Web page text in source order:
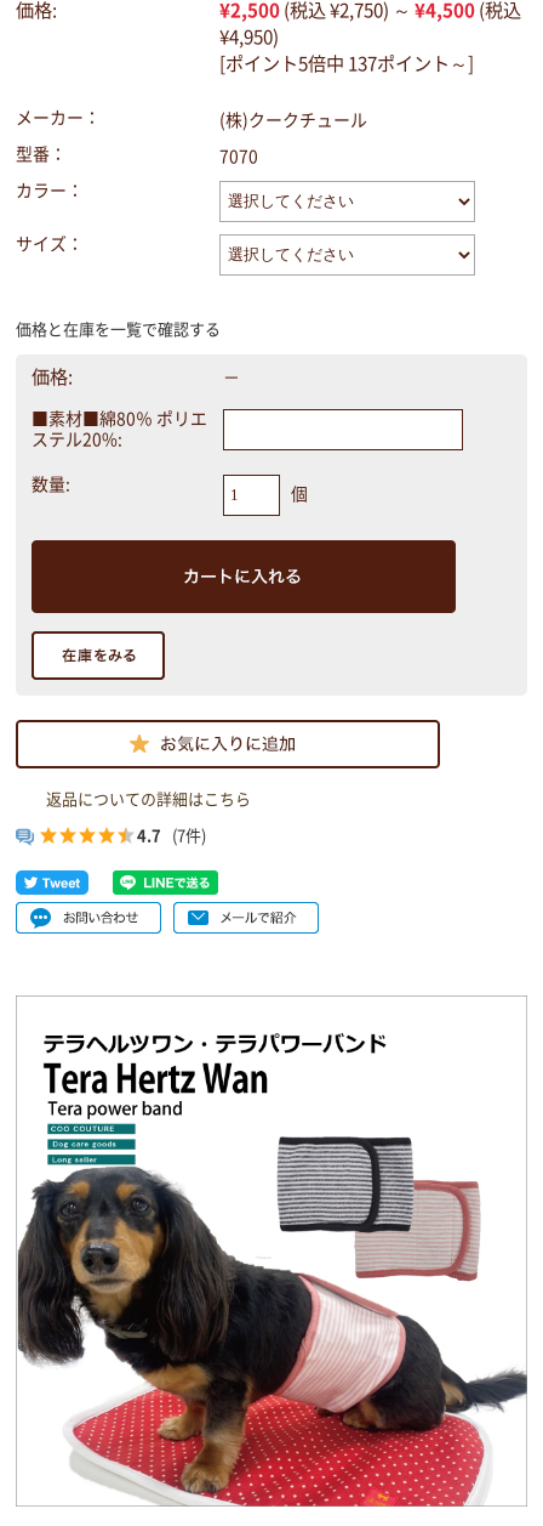
価格: ¥2,500 (税込 ¥2,750) ～ ¥4,500 (税込
¥4,950)
[ポイント5倍中 137ポイント～]
メーカー：
(株)クークチュール
型番：
7070
カラー：
サイズ：
価格と在庫を一覧で確認する
価格: －
■素材■綿80％ ポリエ
ステル20%:
数量:
個
返品についての詳細はこちら
4.7 (7件)